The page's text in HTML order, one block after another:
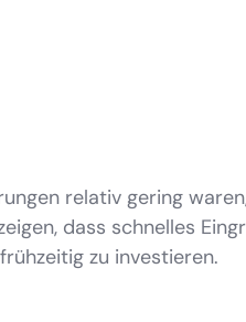
relativ gering
dass schnelles
zu investieren.